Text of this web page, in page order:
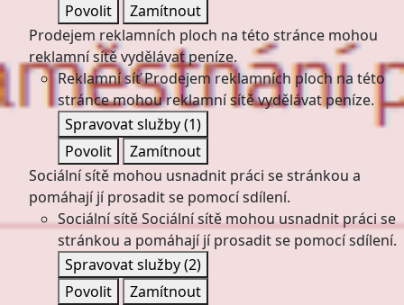
Povolit
Zamítnout
Prodejem reklamních ploch na této stránce mohou
reklamní sítě vydělávat peníze.
Reklamní síťProdejem reklamních ploch na této
stránce mohou reklamní sítě vydělávat peníze.
Spravovat služby(1)
Povolit
Zamítnout
Sociální sítě mohou usnadnit práci se stránkou a
pomáhají jí prosadit se pomocí sdílení.
Sociální sítěSociální sítě mohou usnadnit práci se
stránkou a pomáhají jí prosadit se pomocí sdílení.
Spravovat služby(2)
Povolit
Zamítnout